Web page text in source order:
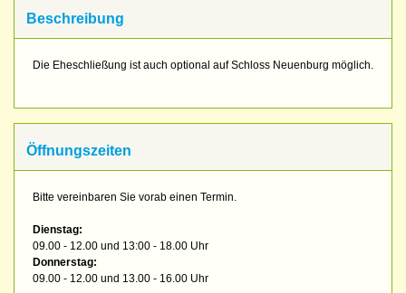
Beschreibung
Die Eheschließung ist auch optional auf Schloss Neuenburg möglich.
Öffnungszeiten
Bitte vereinbaren Sie vorab einen Termin.
Dienstag:
09.00 - 12.00 und 13:00 - 18.00 Uhr
Donnerstag:
09.00 - 12.00 und 13.00 - 16.00 Uhr